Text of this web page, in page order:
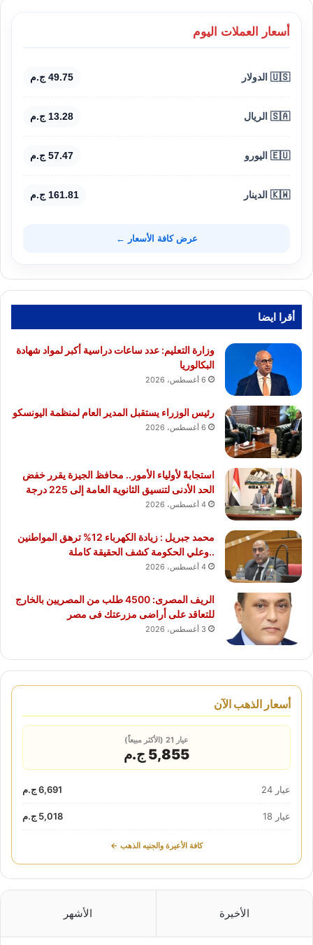
أسعار العملات اليوم
🇺🇸 الدولار 49.75 ج.م
🇸🇦 الريال 13.28 ج.م
🇪🇺 اليورو 57.47 ج.م
🇰🇼 الدينار 161.81 ج.م
عرض كافة الأسعار ←
أقرا ايضا
وزارة التعليم: عدد ساعات دراسية أكبر لمواد شهادة
البكالوريا
6 أغسطس، 2026
رئيس الوزراء يستقبل المدير العام لمنظمة اليونسكو
6 أغسطس، 2026
استجابةً لأولياء الأمور.. محافظ الجيزة يقرر خفض
الحد الأدنى لتنسيق الثانوية العامة إلى 225 درجة
4 أغسطس، 2026
محمد جبريل : زيادة الكهرباء 12% ترهق المواطنين
..وعلي الحكومة كشف الحقيقة كاملة
4 أغسطس، 2026
الريف المصرى: 4500 طلب من المصريين بالخارج
للتعاقد على أراضى مزرعتك فى مصر
3 أغسطس، 2026
أسعار الذهب الآن
عيار 21 (الأكثر مبيعاً)
5,855 ج.م
عيار 24 6,691 ج.م
عيار 18 5,018 ج.م
كافة الأعيرة والجنيه الذهب ←
الأخيرة الأشهر